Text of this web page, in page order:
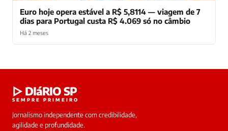
Euro hoje opera estável a R$ 5,8114 — viagem de 7
dias para Portugal custa R$ 4.069 só no câmbio
Há 2 meses
online
▷ DIáRIO SP
SEMPRE PRIMEIRO
Jornalismo independente com credibilidade,
agilidade e profundidade.